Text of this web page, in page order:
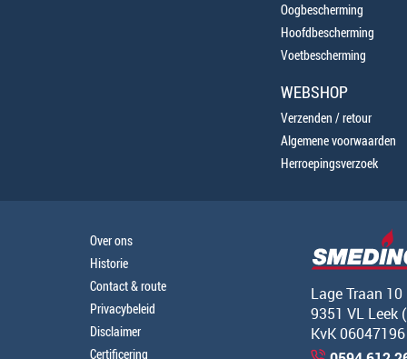
Oogbescherming
Hoofdbescherming
Voetbescherming
WEBSHOP
Verzenden / retour
Algemene voorwaarden
Herroepingsverzoek
Over ons
Historie
Contact & route
Privacybeleid
Disclaimer
Certificering
Lage Traan 10
9351 VL Leek
KvK 06047196